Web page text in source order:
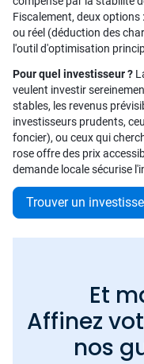
Fiscalement, deux
ou réel (déduction des
l'outil d'optimisation
Pour quel investisseur ?
veulent investir
stables, les revenus
investisseurs prudents,
foncier), ou ceux qui
rose offre des prix
demande locale sécurise
Trouver un
Et
Affinez
nos